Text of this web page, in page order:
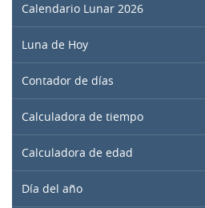
Calendario Lunar 2026
Luna de Hoy
Contador de días
Calculadora de tiempo
Calculadora de edad
Día del año